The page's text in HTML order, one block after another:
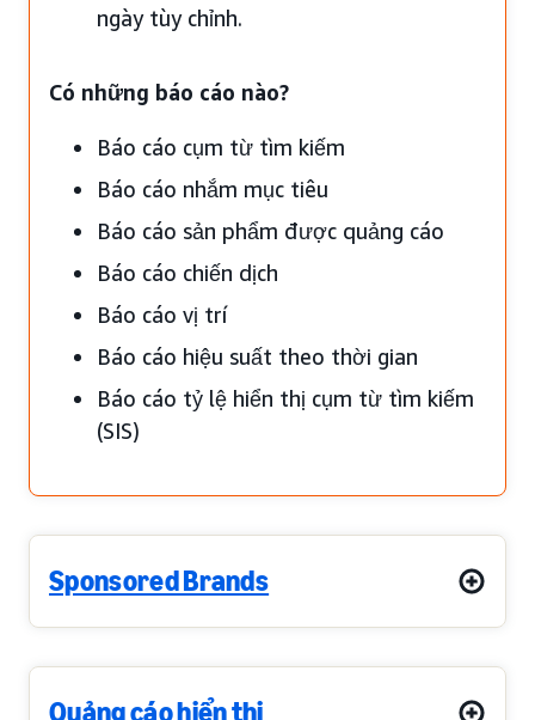
ngày tùy chỉnh.
Có những báo cáo nào?
Báo cáo cụm từ tìm kiếm
Báo cáo nhắm mục tiêu
Báo cáo sản phẩm được quảng cáo
Báo cáo chiến dịch
Báo cáo vị trí
Báo cáo hiệu suất theo thời gian
Báo cáo tỷ lệ hiển thị cụm từ tìm kiếm
(SIS)
Sponsored Brands
Quảng cáo hiển thị